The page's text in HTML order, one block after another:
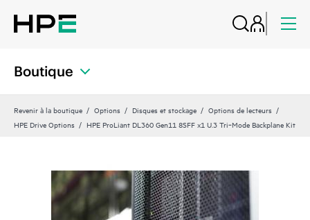
Boutique
Revenir à la boutique Options Disques et stockage
Options de lecteurs
HPE Drive Options
HPE ProLiant DL360 Gen11 8SFF x1 U.3 Tri‑Mode Backplane Kit